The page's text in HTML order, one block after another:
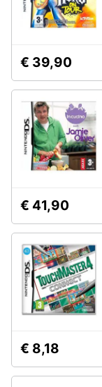
€ 39,90
€ 41,90
€ 8,18